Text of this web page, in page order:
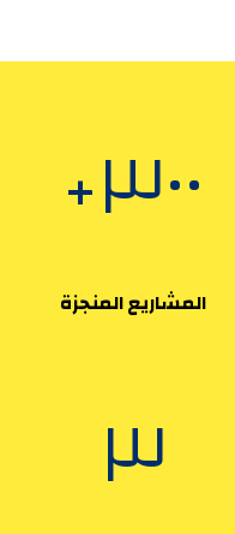
٣٠٠+
المشاريع المنجزة
٣